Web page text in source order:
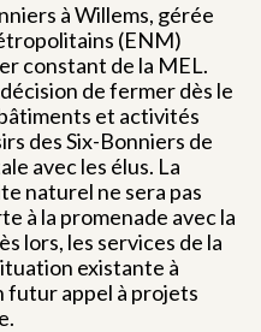
à Willems, gérée
(ENM)
constant de la MEL.
de fermer dès le
et activités
des Six-Bonniers de
avec les élus. La
naturel ne sera pas
à la promenade avec la
lors, les services de la
existante à
futur appel à projets